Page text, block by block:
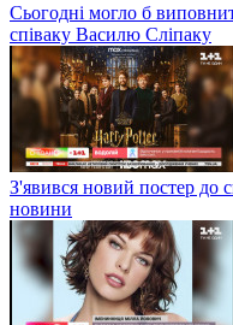
Сьогодні могло б
співаку Василю Сліпаку
З'явився новий постер до
новини